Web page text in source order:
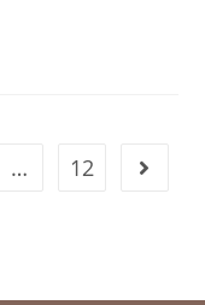
… 12